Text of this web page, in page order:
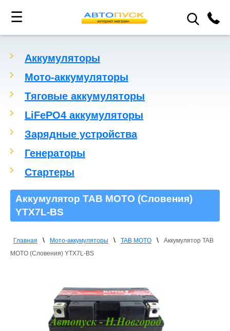
☰
Аккумуляторы
Мото-аккумуляторы
Тяговые аккумуляторы
LiFePO4 аккумуляторы
Зарядные устройства
Генераторы
Стартеры
Аккумулятор TAB MOTO (Словения)
YTX7L-BS
Главная \ Мото-аккумуляторы \ TAB MOTO \
Аккумулятор TAB
MOTO (Словения) YTX7L-BS